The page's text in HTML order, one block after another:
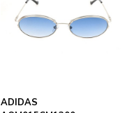
ADIDAS